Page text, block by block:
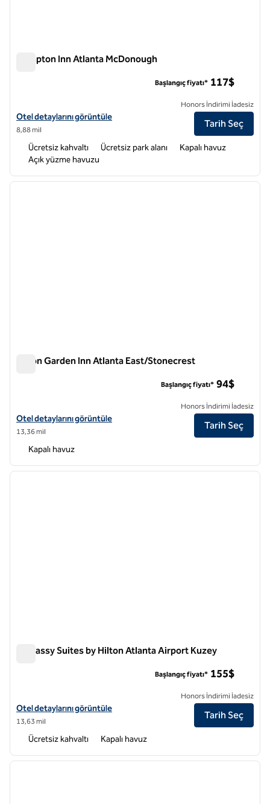
Hampton Inn Atlanta McDonough
Hampton Inn Atlanta McDonough için otel detaylarını görüntüleyin
Otel detaylarını görüntüle
8,88 mil
Başlangıç fiyatı* 117$
Honors İndirimi İadesiz
Tarih Seç
Ücretsiz kahvaltı Ücretsiz park alanı
Kapalı havuz
Açık yüzme havuzu
1 / 12
Hilton Garden Inn Atlanta East/Stonecrest
Hilton Garden Inn Atlanta East/Stonecrest için otel detaylarını
Otel detaylarını görüntüle
13,36 mil
Başlangıç fiyatı* 94$
Honors İndirimi İadesiz
Tarih Seç
Kapalı havuz
1 / 12
Embassy Suites by Hilton Atlanta Airport Kuzey
Embassy Suites by Hilton Atlanta Airport North için otel detaylarını
Otel detaylarını görüntüle
13,63 mil
Başlangıç fiyatı* 155$
Honors İndirimi İadesiz
Tarih Seç
Ücretsiz kahvaltı Kapalı havuz
1 / 12